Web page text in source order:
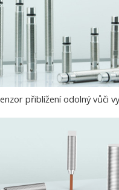
přiblížení odolný vůči